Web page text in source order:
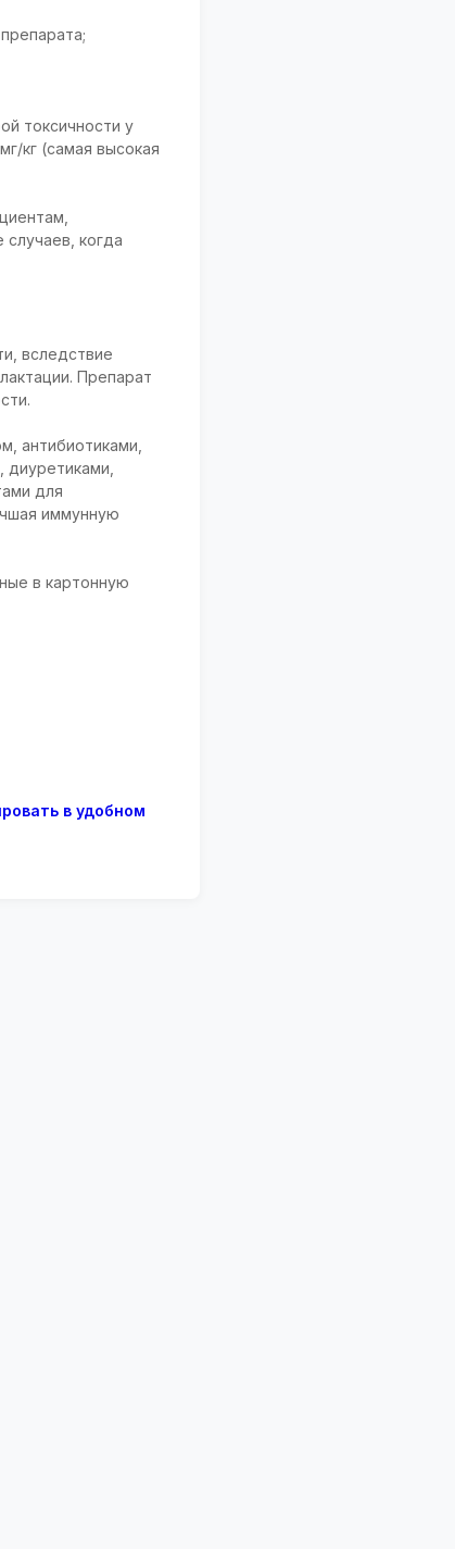
токсичности у
кг (самая высокая
когда
вследствие
Препарат
антибиотиками,
для
иммунную
в картонную
в удобном